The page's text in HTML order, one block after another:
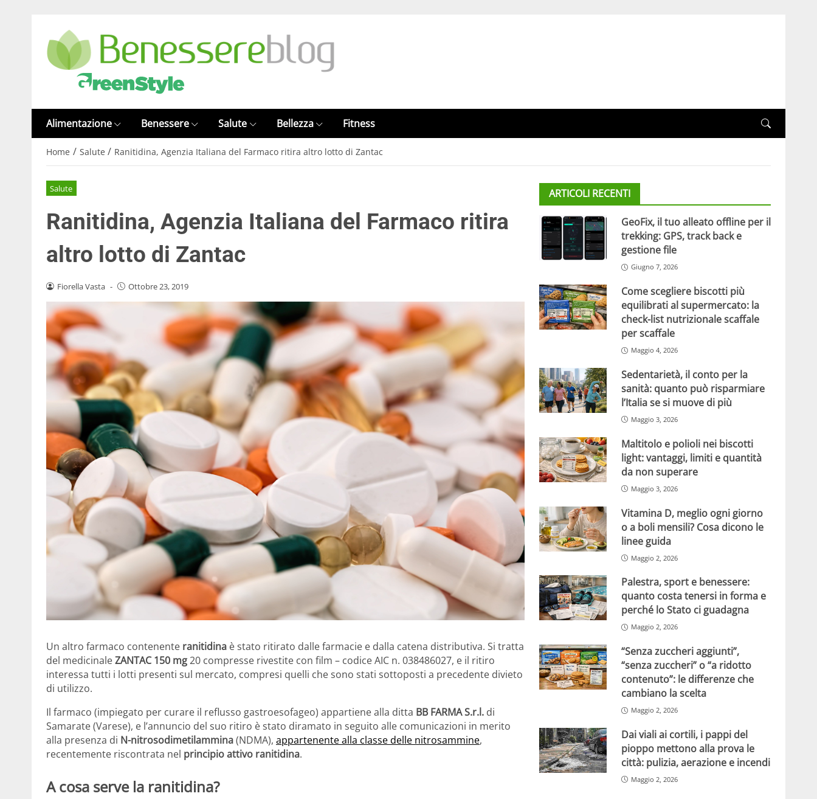
Alimentazione Benessere Salute Bellezza Fitness
Home / Salute / Ranitidina, Agenzia Italiana del Farmaco ritira altro lotto di Zantac
Salute
Ranitidina, Agenzia Italiana del Farmaco ritira
altro lotto di Zantac
Fiorella Vasta - Ottobre 23, 2019
Un altro farmaco contenente ranitidina è stato ritirato dalle farmacie e dalla catena distributiva. Si tratta
del medicinaleZANTAC 150 mg20 compresse rivestite con film – codice AIC n. 038486027, e il ritiro
interessa tutti i lotti presenti sul mercato, compresi quelli che sono stati sottoposti a precedente divieto
di utilizzo.
Il farmaco (impiegato per curare il reflusso gastroesofageo) appartiene alla ditta BB FARMA S.r.l. di
Samarate (Varese), e l’annuncio del suo ritiro è stato diramato in seguito alle comunicazioni in merito
alla presenza di N-nitrosodimetilammina(NDMA), appartenente alla classe delle nitrosammine,
recentemente riscontrata nel principio attivo ranitidina.
A cosa serve la ranitidina?
ARTICOLI RECENTI
GeoFix, il tuo alleato offline per il
trekking: GPS, track back e
gestione file
Giugno 7, 2026
Come scegliere biscotti più
equilibrati al supermercato: la
check-list nutrizionale scaffale
per scaffale
Maggio 4, 2026
Sedentarietà, il conto per la
sanità: quanto può risparmiare
l’Italia se si muove di più
Maggio 3, 2026
Maltitolo e polioli nei biscotti
light: vantaggi, limiti e quantità
da non superare
Maggio 3, 2026
Vitamina D, meglio ogni giorno
o a boli mensili? Cosa dicono le
linee guida
Maggio 2, 2026
Palestra, sport e benessere:
quanto costa tenersi in forma e
perché lo Stato ci guadagna
Maggio 2, 2026
“Senza zuccheri aggiunti”,
“senza zuccheri” o “a ridotto
contenuto”: le differenze che
cambiano la scelta
Maggio 2, 2026
Dai viali ai cortili, i pappi del
pioppo mettono alla prova le
città: pulizia, aerazione e incendi
Maggio 2, 2026